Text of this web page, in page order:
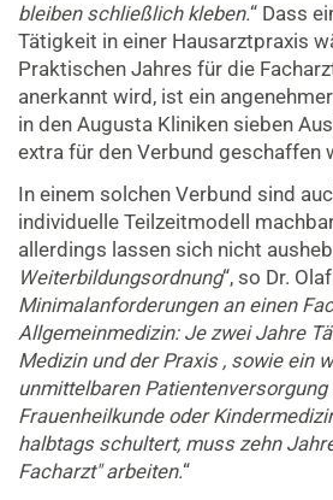
bleiben schließlich kleben.“ Dass
Tätigkeit in einer Hausarztpraxis
Praktischen Jahres für die
anerkannt wird, ist ein
in den Augusta Kliniken sieben
extra für den Verbund geschaffen
In einem solchen Verbund sind
individuelle Teilzeitmodell
allerdings lassen sich nicht
Weiterbildungsordnung“, so Dr.
Minimalanforderungen an einen
Allgemeinmedizin: Je zwei Jahre
Medizin und der Praxis , sowie ein
unmittelbaren Patientenversorgung
Frauenheilkunde oder
halbtags schultert, muss zehn
Facharzt" arbeiten.“